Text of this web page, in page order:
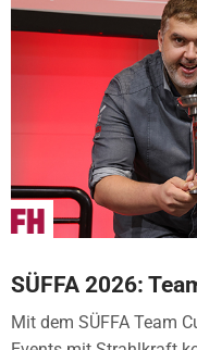
SÜFFA 2026:
Mit dem SÜFFA Team